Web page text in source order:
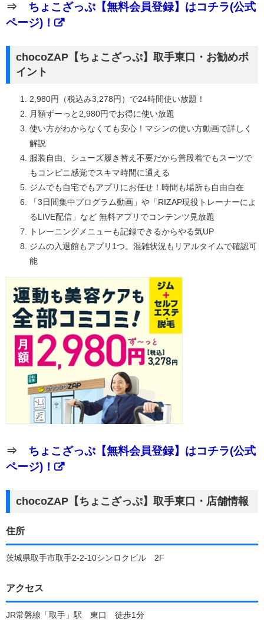
⇒ ちょこざっぷ【無料会員登録】はコチラ(公式
ページ)！
chocoZAP【ちょこざっぷ】取手東口・お勧めポ
イント
2,980円（税込み3,278円）で24時間使い放題！
月額ずーっと2,980円でお得に使い放題
使い方がわからなくても安心！マシンの使い方動画で詳しく
解説
服装自由、シューズ履き替え不要だから普段着でもスーツで
もコンビニ感覚でスキマ時間に通える
ジムでも自宅でもアプリにお任せ！時間も場所も自由自在
「3日間集中プログラム動画」や「RIZAP現役トレーナーによ
るLIVE配信」など 無料アプリでコンテンツ見放題
トレーニングメニューも記録できるからやる気UP
ジムの入退館もアプリ1つ。混雑状況もリアルタイムで確認可
能
⇒ ちょこざっぷ【無料会員登録】はコチラ(公式
ページ)！
chocoZAP【ちょこざっぷ】取手東口・店舗情報
住所
茨城県取手市取手2-2-10シンロクビル 2F
アクセス
JR常磐線「取手」駅 東口 徒歩1分